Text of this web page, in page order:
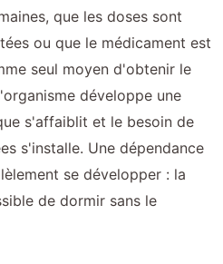
que les doses sont
ou que le médicament est
seul moyen d'obtenir le
développe une
s'affaiblit et le besoin de
s'installe. Une dépendance
se développer : la
de dormir sans le